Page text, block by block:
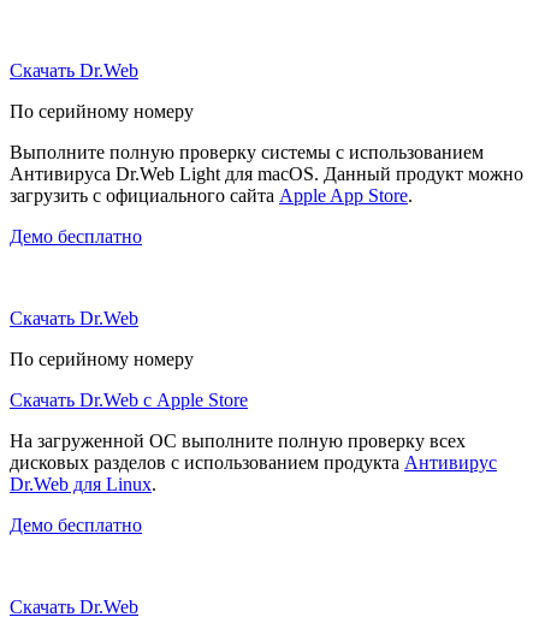
Скачать Dr.Web
По серийному номеру
Выполните полную проверку системы с использованием
Антивируса Dr.Web Light для macOS. Данный продукт можно
загрузить с официального сайта Apple App Store.
Демо бесплатно
Скачать Dr.Web
По серийному номеру
Скачать Dr.Web с Apple Store
На загруженной ОС выполните полную проверку всех
дисковых разделов с использованием продукта Антивирус
Dr.Web для Linux.
Демо бесплатно
Скачать Dr.Web